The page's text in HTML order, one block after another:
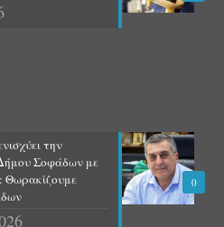
0
την
Σοφάδων με
Θωρακίζουμε